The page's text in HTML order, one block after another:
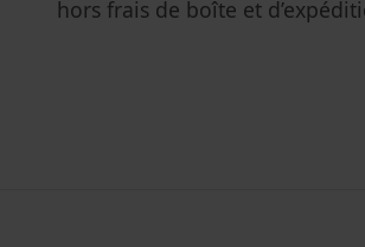
hors frais de boîte et